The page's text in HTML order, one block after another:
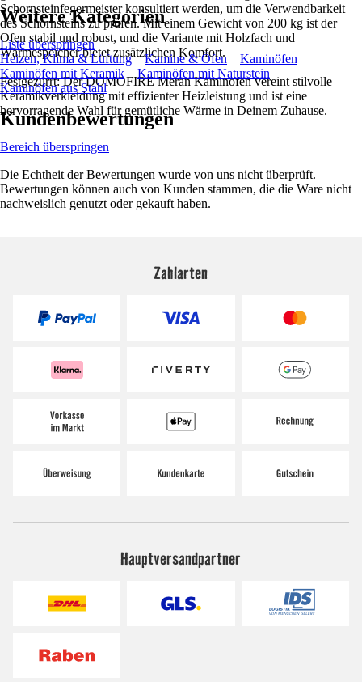
Schornsteinfegermeister konsultiert werden, um die Verwendbarkeit
des Schornsteins zu prüfen. Mit einem Gewicht von 200 kg ist der
Ofen stabil und robust, und die Variante mit Holzfach und
Wärmespeicher bietet zusätzlichen Komfort.
Festgezurrt: Der DOMOFIRE Meran Kaminofen vereint stilvolle
Keramikverkleidung mit effizienter Heizleistung und ist eine
hervorragende Wahl für gemütliche Wärme in Deinem Zuhause.
Weitere Kategorien
Liste überspringen
Heizen, Klima & Lüftung
Kamine & Öfen
Kaminöfen
Kaminöfen mit Keramik
Kaminöfen mit Naturstein
Kaminöfen aus Stahl
Kundenbewertungen
Bereich überspringen
Die Echtheit der Bewertungen wurde von uns nicht überprüft.
Bewertungen können auch von Kunden stammen, die die Ware nicht
nachweislich genutzt oder gekauft haben.
Zahlarten
Hauptversandpartner